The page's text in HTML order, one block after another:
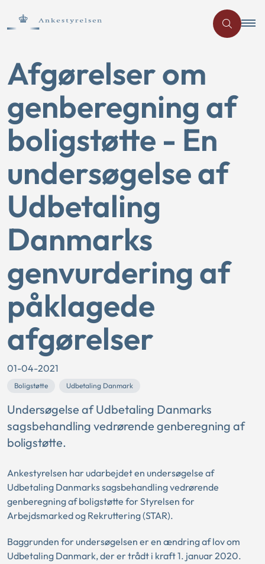
Afgørelser om
genberegning af
boligstøtte - En
undersøgelse af
Udbetaling
Danmarks
genvurdering af
påklagede
afgørelser
01-04-2021
Boligstøtte Udbetaling Danmark
Undersøgelse af Udbetaling Danmarks
sagsbehandling vedrørende genberegning af
boligstøtte.
Ankestyrelsen har udarbejdet en undersøgelse af
Udbetaling Danmarks sagsbehandling vedrørende
genberegning af boligstøtte for Styrelsen for
Arbejdsmarked og Rekruttering (STAR).
Baggrunden for undersøgelsen er en ændring af lov om
Udbetaling Danmark, der er trådt i kraft 1. januar 2020.